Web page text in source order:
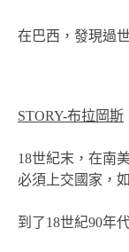
在巴西，發現過
STORY-布拉岡斯
18世紀末，在南
必須上交國家，
到了18世紀90年